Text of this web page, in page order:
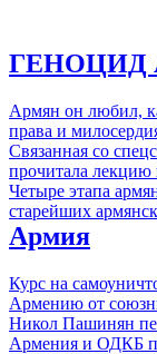
ГЕНОЦИД
Армян он любил,
права и
Связанная со
прочитала лекцию
Четыре этапа
старейших
Армия
Курс на
Армению от
Никол Пашинян
Армения и ОДКБ